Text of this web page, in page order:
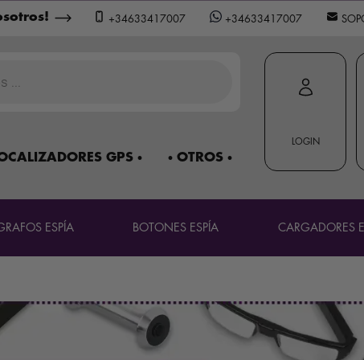
+34633417007 +34633417007
GPS OTROS
LOGIN
ESPÍA BOTONES ESPÍA CARGADORES